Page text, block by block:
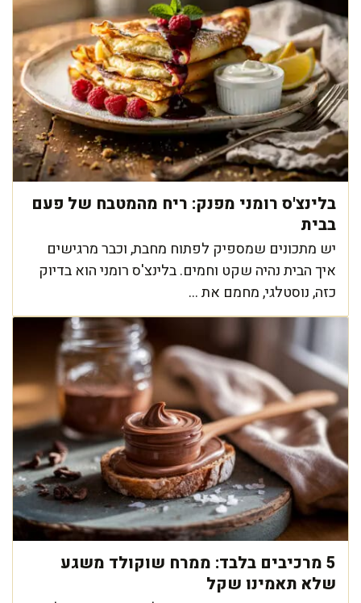
בלינצ'ס רומני מפנק: ריח מהמטבח של פעם
בבית
יש מתכונים שמספיק לפתוח מחבת, וכבר מרגישים
איך הבית נהיה שקט וחמים. בלינצ'ס רומני הוא בדיוק
כזה, נוסטלגי, מחמם את ...
5 מרכיבים בלבד: ממרח שוקולד משגע
שלא תאמינו שקל